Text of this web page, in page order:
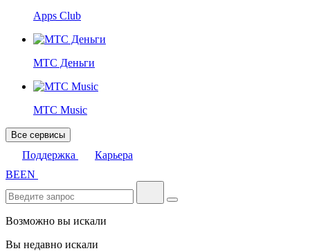
Apps Club
МТС Деньги
МТС Music
Все сервисы
Поддержка
Карьера
BEEN
Возможно вы искали
Вы недавно искали